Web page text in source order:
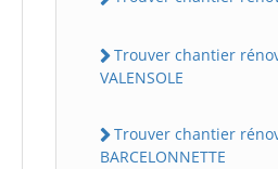
Trouver chantier
VALENSOLE
Trouver chantier
BARCELONNETTE